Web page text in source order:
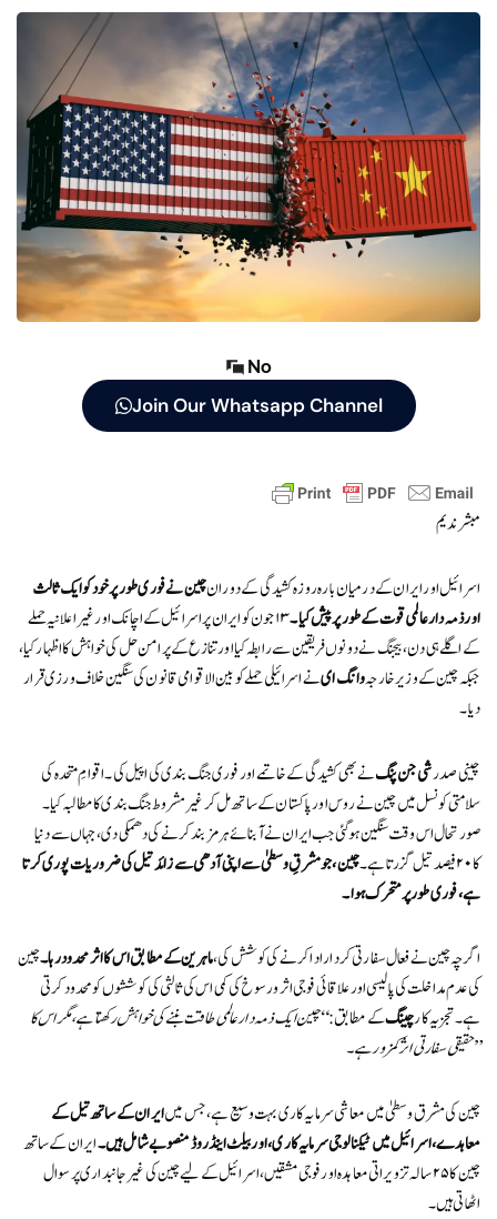
No
Join Our Whatsapp Channel
مبشر ندیم
اسرائیل اور ایران کے درمیان بارہ روزہ کشیدگی کے دورانچین نے فوری طور پر خود کو ایک ثالث
اور ذمہ دار عالمی قوت کے طور پر پیش کیا۔ ۱۳ جون کو ایران پر اسرائیل کے اچانک اور غیر اعلانیہ حملے
کے اگلے ہی دن، بیجنگ نے دونوں فریقین سے رابطہ کیا اور تنازع کے پرامن حل کی خواہش کا اظہار کیا،
جبکہ چین کے وزیر خارجہوانگ اینے اسرائیلی حملے کو بین الاقوامی قانون کی سنگین خلاف ورزی قرار
دیا۔
چینی صدرشی جن پنگنے بھی کشیدگی کے خاتمے اور فوری جنگ بندی کی اپیل کی۔ اقوامِ متحدہ کی
سلامتی کونسل میں چین نے روس اور پاکستان کے ساتھ مل کر غیر مشروط جنگ بندی کا مطالبہ کیا۔
صورتحال اس وقت سنگین ہو گئی جب ایران نے آبنائے ہرمز بند کرنے کی دھمکی دی، جہاں سے دنیا
کا ۲۰ فیصد تیل گزرتا ہے۔
چین، جو مشرقِ وسطیٰ سے اپنی آدھی سے زائد تیل کی ضروریات پوری کرتا
ہے، فوری طور پر متحرک ہوا۔
اگرچہ چین نے فعال سفارتی کردار ادا کرنے کی کوشش کی،ماہرین کے مطابق اس کا اثر محدود رہا۔چین
کی عدم مداخلت کی پالیسی اور علاقائی فوجی اثر و رسوخ کی کمی اس کی ثالثی کی کوششوں کو محدود کرتی
ہے۔ تجزیہ کارچینگکے مطابق:“چین ایک ذمہ دار عالمی طاقت بننے کی خواہش رکھتا ہے، مگر اس کا
حقیقی سفارتی اثر کمزور ہے۔”
چین کی مشرق وسطیٰ میں معاشی سرمایہ کاری بہت وسیع ہے، جس میںایران کے ساتھ تیل کے
معاہدے، اسرائیل میں ٹیکنالوجی سرمایہ کاری، اور بیلٹ اینڈ روڈ منصوبے شامل ہیں۔ایران کے ساتھ
چین کا ۲۵ سالہ تزویراتی معاہدہ اور فوجی مشقیں، اسرائیل کے لیے چین کی غیر جانبداری پر سوال
اٹھاتی ہیں۔